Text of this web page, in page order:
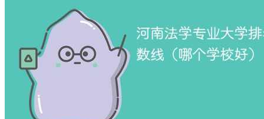
1、陕西航空发动机制造技术专业专科批院校排名一
览表（省内榜）
陕西本省开设航空发动机制造技术专业（物理类）的专科批院
校一共有2所，排名前二的大学（含录取分数线）名单：西安
航空职业技术学院（415分）、陕西航空职业技术学院（366
分）。